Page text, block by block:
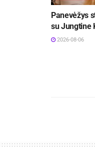
Panevėžys
su Jungtine
2026-08-06